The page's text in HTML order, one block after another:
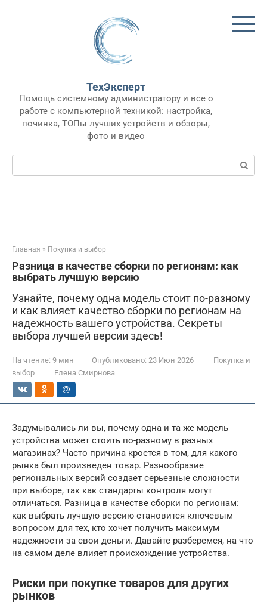
ТехЭксперт
Помощь системному администратору и все о
работе с компьютерной техникой: настройка,
починка, ТОПы лучших устройств и обзоры,
фото и видео
Поиск:
Главная » Покупка и выбор
Разница в качестве сборки по регионам: как
выбрать лучшую версию
Узнайте, почему одна модель стоит по-разному
и как влияет качество сборки по регионам на
надежность вашего устройства. Секреты
выбора лучшей версии здесь!
На чтение: 9 мин Опубликовано: 23 Июн 2026
Покупка и
выбор
Елена Смирнова
Задумывались ли вы, почему одна и та же модель
устройства может стоить по-разному в разных
магазинах? Часто причина кроется в том, для какого
рынка был произведен товар. Разнообразие
региональных версий создает серьезные сложности
при выборе, так как стандарты контроля могут
отличаться. Разница в качестве сборки по регионам:
как выбрать лучшую версию становится ключевым
вопросом для тех, кто хочет получить максимум
надежности за свои деньги. Давайте разберемся, на что
на самом деле влияет происхождение устройства.
Риски при покупке товаров для других
рынков